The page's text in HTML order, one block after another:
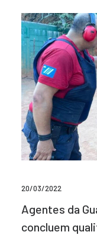
20/03/2022
Agentes da
concluem